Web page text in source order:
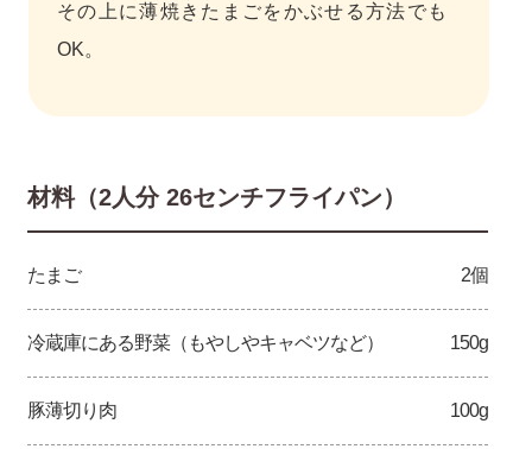
その上に薄焼きたまごをかぶせる方法でも
OK。
材料（2人分 26センチフライパン）
たまご 2個
冷蔵庫にある野菜（もやしやキャベツなど） 150g
豚薄切り肉 100g